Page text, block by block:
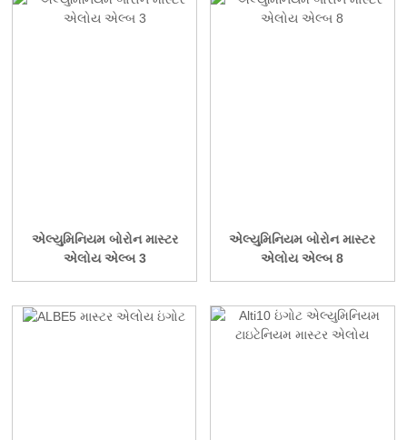
એલ્યુમિનિયમ બોરોન માસ્ટર
એલોય એલ્બ 3
એલ્યુમિનિયમ બોરોન માસ્ટર
એલોય એલ્બ 8